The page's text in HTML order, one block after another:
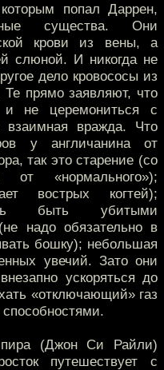
попал Даррен,
существа. Они
крови из вены, а
слюной. И никогда не
дело кровососы из
прямо заявляют, что
и не церемониться с
взаимная вражда. Что
у англичанина от
так это старение (со
от «нормального»);
вострых когтей);
быть убитыми
надо обязательно в
бошку); небольшая
увечий. Зато они
ускоряться до
«отключающий» газ
(Джон Си Райли)
путешествует с